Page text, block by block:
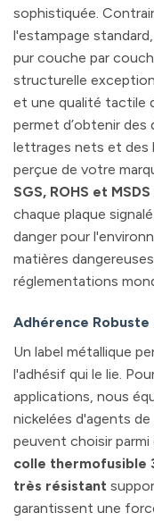
sophistiquée.
l'estampage
pur couche par
structurelle
et une qualité tactile
permet d’obtenir
lettrages nets et des
perçue de votre
SGS, ROHS et MSDS
chaque plaque
danger pour
matières
réglementations
Adhérence
Un label métallique
l'adhésif qui le lie.
applications, nous
nickelées d'agents
peuvent choisir
colle thermofusible
très résistant
garantissent une